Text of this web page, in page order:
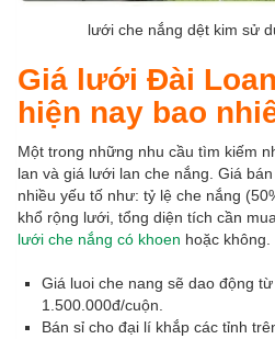
lưới che nắng dệt kim sử
Giá lưới Đài
hiện nay bao
Một trong những nhu cầu tìm kiếm
lan và giá lưới lan che nắng. Giá
nhiều yếu tố như: tỷ lệ che nắng
khổ rộng lưới, tổng diện tích cần
lưới che nắng có khoen hoặc không.
Giá luoi che nang sẽ dao động
1.500.000đ/cuộn.
Bán sỉ cho đại lí khắp các tỉnh